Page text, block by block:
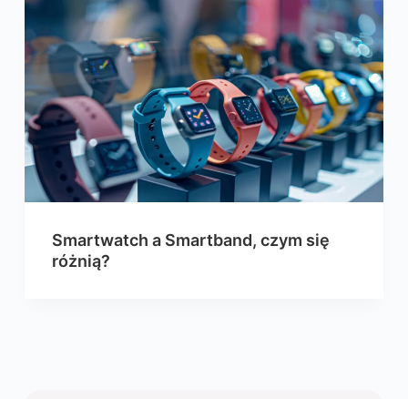
Smartwatch a Smartband, czym się
różnią?